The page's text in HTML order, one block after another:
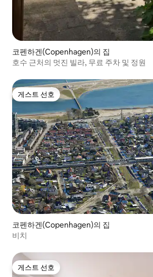
코펜하겐(Copenhagen)의 집
호수 근처의 멋진 빌라, 무료 주차 및 정원
게스트 선호
게스트 선호
코펜하겐(Copenhagen)의 집
비치
게스트 선호
게스트 선호